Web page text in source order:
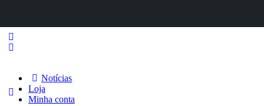
Notícias
Loja
Minha conta